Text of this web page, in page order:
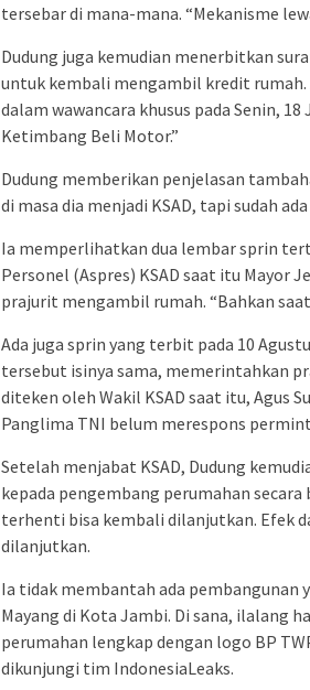
tersebar di mana-mana. “Mekanisme
Dudung juga kemudian menerbitkan
untuk kembali mengambil kredit rumah.
dalam wawancara khusus pada Senin,
Ketimbang Beli Motor.”
Dudung memberikan penjelasan
di masa dia menjadi KSAD, tapi sudah
Ia memperlihatkan dua lembar sprin
Personel (Aspres) KSAD saat itu Mayor
prajurit mengambil rumah. “Bahkan
Ada juga sprin yang terbit pada 10
tersebut isinya sama, memerintahkan
diteken oleh Wakil KSAD saat itu, Agus
Panglima TNI belum merespons
Setelah menjabat KSAD, Dudung
kepada pengembang perumahan
terhenti bisa kembali dilanjutkan. Efek
dilanjutkan.
Ia tidak membantah ada
Mayang di Kota Jambi. Di sana, ilalang
perumahan lengkap dengan logo BP
dikunjungi tim IndonesiaLeaks.